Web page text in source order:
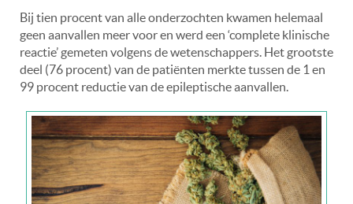
Bij tien procent van alle onderzochten kwamen helemaal
geen aanvallen meer voor en werd een ‘complete klinische
reactie’ gemeten volgens de wetenschappers. Het grootste
deel (76 procent) van de patiënten merkte tussen de 1 en
99 procent reductie van de epileptische aanvallen.